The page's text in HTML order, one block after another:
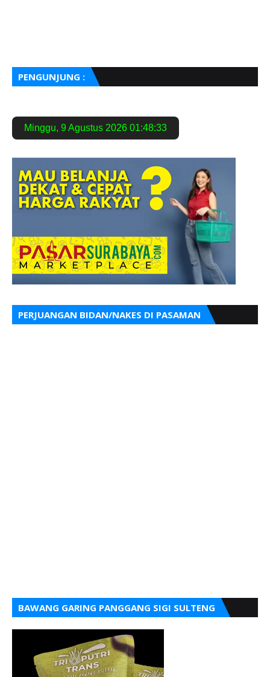
PENGUNJUNG :
Minggu, 9 Agustus 2026 01:48:34
PERJUANGAN BIDAN/NAKES DI PASAMAN
BAWANG GARING PANGGANG SIGI SULTENG